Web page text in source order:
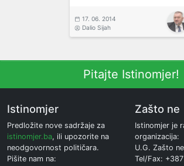
17. 06. 2014
Dalio Sijah
Pitajte Istinomjer!
Istinomjer
Predložite nove sadržaje za
istinomjer.ba, ili upozorite na
neodgovornost političara.
Pišite nam na:
Zašto ne
Istinomjer je
organizacija:
U.G. Zašto
Tel/Fax: